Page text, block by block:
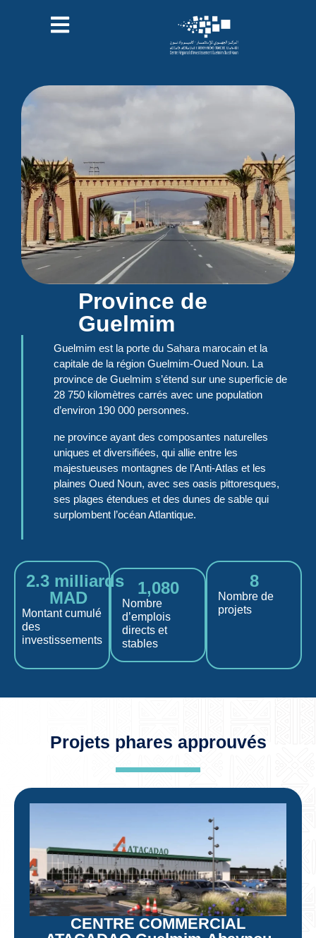
Province de
Guelmim
Guelmim est la porte du Sahara marocain et la
capitale de la région Guelmim-Oued Noun. La
province de Guelmim s’étend sur une superficie de
28 750 kilomètres carrés avec une population
d’environ 190 000 personnes.
ne province ayant des composantes naturelles
uniques et diversifiées, qui allie entre les
majestueuses montagnes de l’Anti-Atlas et les
plaines Oued Noun, avec ses oasis pittoresques,
ses plages étendues et des dunes de sable qui
surplombent l’océan Atlantique.
Montant cumulé
des
investissements
2.3
MAD
Nombre
d’emplois
directs et
stables
1,080
Nombre de
projets
8
Projets phares approuvés
CENTRE COMMERCIAL